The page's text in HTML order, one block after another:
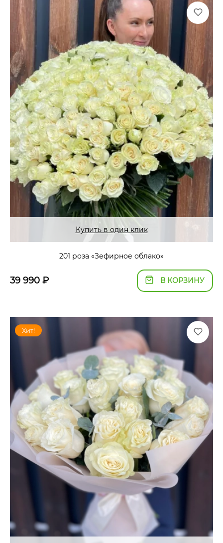
Купить в один клик
201 роза «Зефирное облако»
39 990 ₽ В КОРЗИНУ
Хит!